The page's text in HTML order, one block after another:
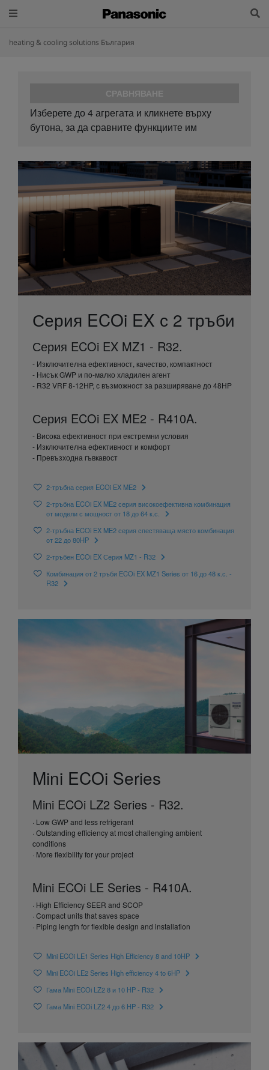
heating & cooling solutions България
СРАВНЯВАНЕ
Изберете до 4 агрегата и кликнете върху
бутона, за да сравните функциите им
Серия ECOi EX с 2 тръби
Серия ECOi EX MZ1 - R32.
- Изключителна ефективност, качество, компактност
- Нисък GWP и по-малко хладилен агент
- R32 VRF 8-12HP, с възможност за разширяване до 48HP
Серия ECOi EX ME2 - R410A.
- Висока ефективност при екстремни условия
- Изключителна ефективност и комфорт
- Превъзходна гъвкавост
2-тръбна серия ECOi EX ME2
2-тръбна ECOi EX ME2 серия високоефективна комбинация
от модели с мощност от 18 до 64 к.с.
2-тръбна ECOi EX ME2 серия спестяваща място комбинация
от 22 до 80HP
2-тръбен ECOi EX Серия MZ1 - R32
Комбинация от 2 тръби ECOi EX MZ1 Series от 16 до 48 к.с. -
R32
Mini ECOi Series
Mini ECOi LZ2 Series - R32.
· Low GWP and less refrigerant
· Outstanding efficiency at most challenging ambient
conditions
· More flexibility for your project
Mini ECOi LE Series - R410A.
· High Efficiency SEER and SCOP
· Compact units that saves space
· Piping length for flexible design and installation
Mini ECOi LE1 Series High Efficiency 8 and 10HP
Mini ECOi LE2 Series High efficiency 4 to 6HP
Гама Mini ECOi LZ2 8 и 10 HP - R32
Гама Mini ECOi LZ2 4 до 6 HP - R32